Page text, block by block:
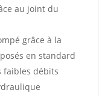
au joint du
grâce à la
en standard
faibles débits